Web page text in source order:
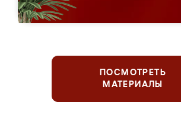
ПОСМОТРЕТЬ
МАТЕРИАЛЫ